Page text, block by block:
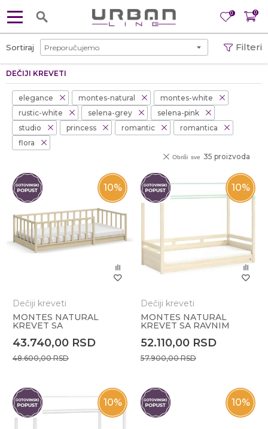
0
0
DEČIJI KREVETI
Sortiraj Filteri
elegance montes-natural
montes-white
rustic-white
selena-grey
selena-pink
studio
princess romantic
romantica
flora
35 proizvoda
Obriši sve
10%
Dečiji kreveti
MONTES NATURAL
KREVET SA
43.740,00 RSD
48.600,00RSD
10%
Dečiji kreveti
MONTES NATURAL
KREVET SA RAVNIM
52.110,00 RSD
57.900,00RSD
10% 10%